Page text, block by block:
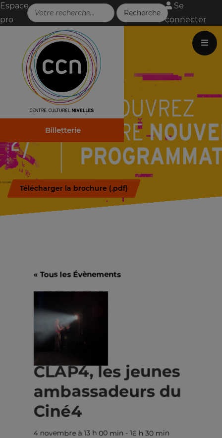
Espace
pro
Se
connecter
Billetterie
Télécharger la brochure (.pdf)
« Tous les Évènements
CLAP4, les jeunes
ambassadeurs du
Ciné4
4 novembre à 13 h 00 min - 16 h 30 min